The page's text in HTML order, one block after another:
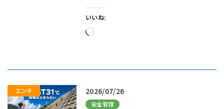
いいね:
読
2026/07/26
安全管理